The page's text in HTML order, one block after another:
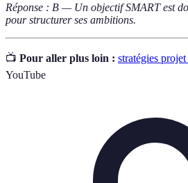
Réponse : B — Un objectif SMART est
pour structurer ses ambitions.
📺 Pour aller plus loin : stratégies
YouTube